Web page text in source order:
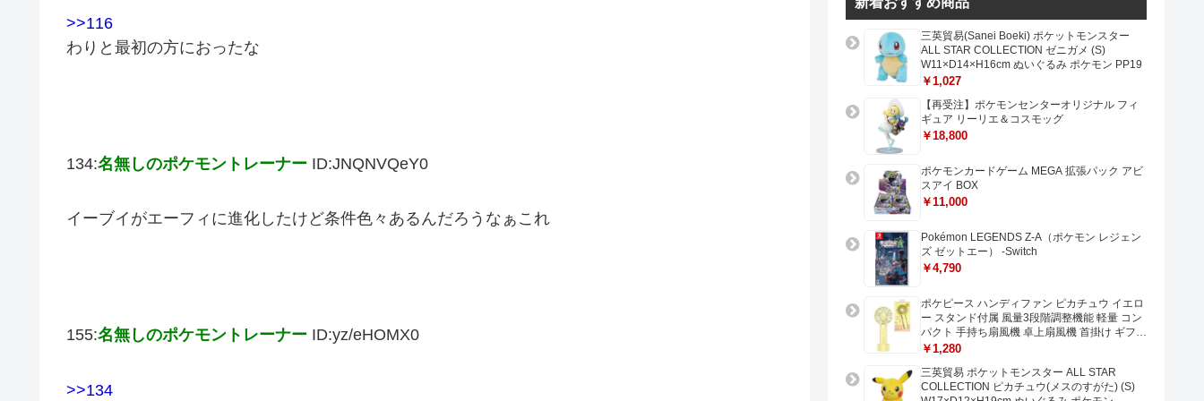
>>116
わりと最初の方におったな
134:名無しのポケモントレーナー ID:JNQNVQeY0
イーブイがエーフィに進化したけど条件色々あるんだろうなぁこれ
155:名無しのポケモントレーナー ID:yz/eHOMX0
>>134
三英貿易(Sanei Boeki) ポケットモンスター
ALL STAR COLLECTION ゼニガメ (S)
W11×D14×H16cm ぬいぐるみ ポケモン PP19
￥1,027
【再受注】ポケモンセンターオリジナル フィ
ギュア リーリエ＆コスモッグ
￥18,800
ポケモンカードゲーム MEGA 拡張パック アビ
スアイ BOX
￥11,000
Pokémon LEGENDS Z-A（ポケモン レジェン
ズ ゼットエー） -Switch
￥4,790
ポケピース ハンディファン ピカチュウ イエロ
ー スタンド付属 風量3段階調整機能 軽量 コン
パクト 手持ち扇風機 卓上扇風機 首掛け ギフト
プレゼントに最適 USB充電 Type-C対応
￥1,280
三英貿易 ポケットモンスター ALL STAR
COLLECTION ピカチュウ(メスのすがた) (S)